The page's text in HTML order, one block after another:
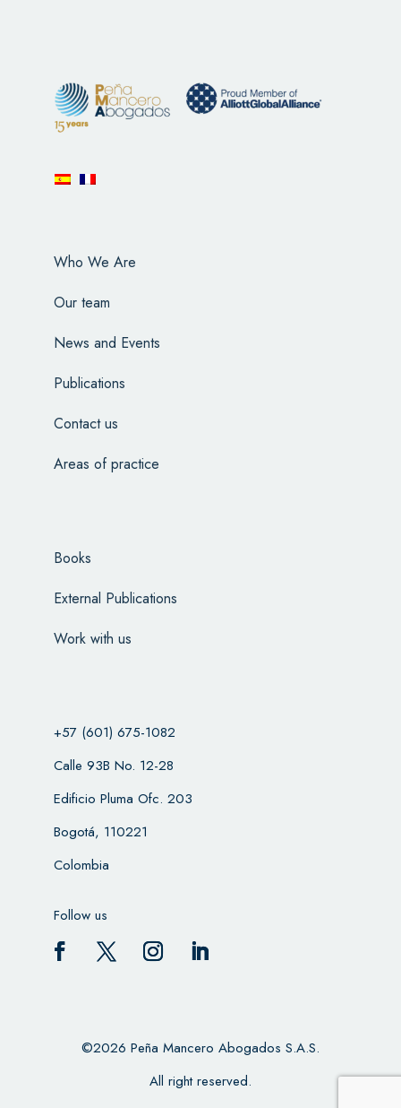
Who We Are
Our team
News and Events
Publications
Contact us
Areas of practice
Books
External Publications
Work with us
+57 (601) 675-1082
Calle 93B No. 12-28
Edificio Pluma Ofc. 203
Bogotá, 110221
Colombia
Follow us
©2026 Peña Mancero Abogados S.A.S.
All right reserved.